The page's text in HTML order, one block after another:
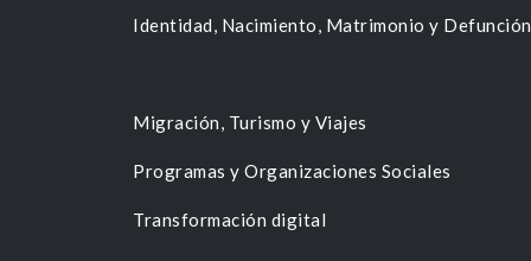
Identidad, Nacimiento, Matrimonio y Defunción
Migración, Turismo y Viajes
Programas y Organizaciones Sociales
Transformación digital